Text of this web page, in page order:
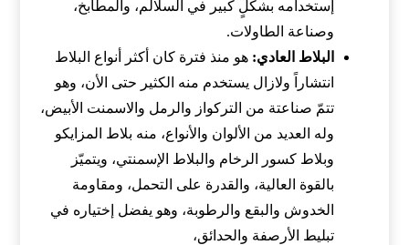
إستخدامه بشكلٍ كبير في السلالم، والمطابخ،
وصناعة الطاولات.
البلاط العادي:هو منذ فترة كان أكثر أنواع البلاط
انتشاراً ولازال يستخدم منه الكثير حتى الأن، وهو
تتمّ صناعتة من التركواز والرمل والاسمنت الأبيض،
وله العديد من الألوان والأنواع، منه بلاط المزايكو
وبلاط كسور الرخام والبلاط الإسمنتي، ويتميّز
بالقوة العالية، والقدرة على التحمل، ومقاومة
الخدوش والبقع والرطوبة، وهو يفضل إختياره في
تبليط الأرصفة والحدائق،